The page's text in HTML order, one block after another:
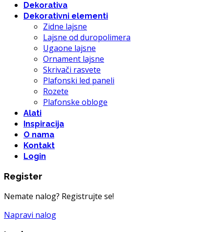
Dekorativa
Dekorativni elementi
Zidne lajsne
Lajsne od duropolimera
Ugaone lajsne
Ornament lajsne
Skrivači rasvete
Plafonski led paneli
Rozete
Plafonske obloge
Alati
Inspiracija
O nama
Kontakt
Login
Register
Nemate nalog? Registrujte se!
Napravi nalog